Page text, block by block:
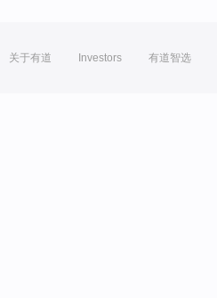
关于有道 Investors 有道智选